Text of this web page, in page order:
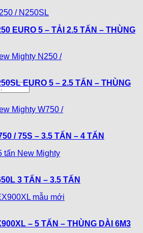
EURO 5 – TẢI 2.5 TẤN – THÙNG
EURO 5 – 2.5 TẤN – THÙNG
/ 75S – 3.5 TẤN – 4 TẤN
3 TẤN – 3.5 TẤN
– 5 TẤN – THÙNG DÀI 6M3